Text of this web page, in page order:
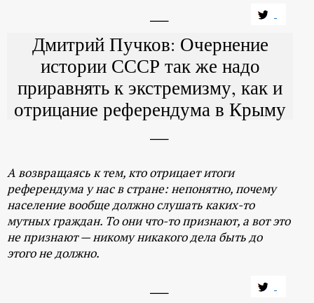
Дмитрий Пучков: Очернение
истории СССР так же надо
приравнять к экстремизму, как и
отрицание референдума в Крыму
А возвращаясь к тем, кто отрицает итоги
референдума у нас в стране: непонятно, почему
население вообще должно слушать каких-то
мутных граждан. То они что-то признают, а вот это
не признают — никому никакого дела быть до
этого не должно.